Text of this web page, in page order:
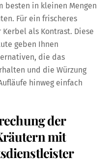
besten in kleinen Mengen
Für ein frischeres
als Kontrast. Diese
geben Ihnen
die das
und die Würzung
hinweg einfach
der
mit